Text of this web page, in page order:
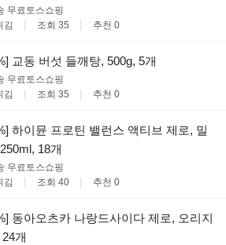
무료토스쇼핑
김 조회 35 추천 0
교동 버섯 들깨탕, 500g, 5개
무료토스쇼핑
김 조회 35 추천 0
하이뮨 프로틴 밸런스 액티브 제로, 밀
18개
무료토스쇼핑
김 조회 40 추천 0
동아오츠카 나랑드사이다 제로, 오리지
개